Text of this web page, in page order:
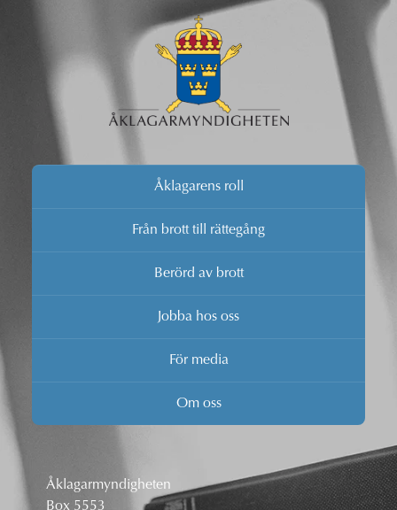
Åklagarens roll
Från brott till rättegång
Berörd av brott
Jobba hos oss
För media
Om oss
Åklagarmyndigheten
Box 5553